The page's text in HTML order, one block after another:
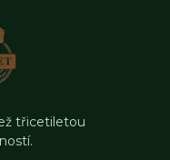
třicetiletou